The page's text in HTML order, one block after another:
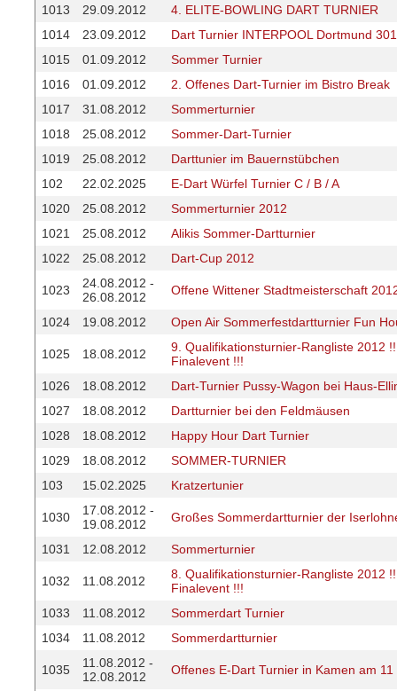
1013
29.09.2012
4. ELITE-BOWLING DART TURNIER
1014
23.09.2012
Dart Turnier INTERPOOL Dortmund
1015
01.09.2012
Sommer Turnier
1016
01.09.2012
2. Offenes Dart-Turnier im Bistro Break
1017
31.08.2012
Sommerturnier
1018
25.08.2012
Sommer-Dart-Turnier
1019
25.08.2012
Darttunier im Bauernstübchen
102
22.02.2025
E-Dart Würfel Turnier C / B / A
1020
25.08.2012
Sommerturnier 2012
1021
25.08.2012
Alikis Sommer-Dartturnier
1022
25.08.2012 Dart-Cup 2012
1023
24.08.2012 -
26.08.2012
Offene Wittener Stadtmeisterschaft
1024 19.08.2012 Open Air Sommerfestdartturnier Fun
1025 18.08.2012
9. Qualifikationsturnier-Rangliste 2012
Finalevent !!!
1026
18.08.2012
Dart-Turnier Pussy-Wagon bei Haus-
1027
18.08.2012
Dartturnier bei den Feldmäusen
1028
18.08.2012
Happy Hour Dart Turnier
1029
18.08.2012
SOMMER-TURNIER
103
15.02.2025 Kratzertunier
1030
17.08.2012 -
19.08.2012
Großes Sommerdartturnier der
1031 12.08.2012 Sommerturnier
1032 11.08.2012
8. Qualifikationsturnier-Rangliste 2012
Finalevent !!!
1033
11.08.2012
Sommerdart Turnier
1034
11.08.2012 Sommerdartturnier
1035
11.08.2012 -
12.08.2012
Offenes E-Dart Turnier in Kamen am